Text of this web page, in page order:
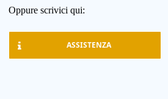
Oppure scrivici qui:
ASSISTENZA